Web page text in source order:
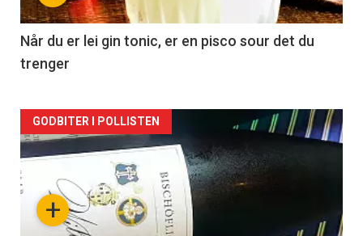
-
2
Når du er lei gin tonic, er en pisco sour det du
trenger
Forsiden
akkurat
nå+
GODBITER I POLLISTEN